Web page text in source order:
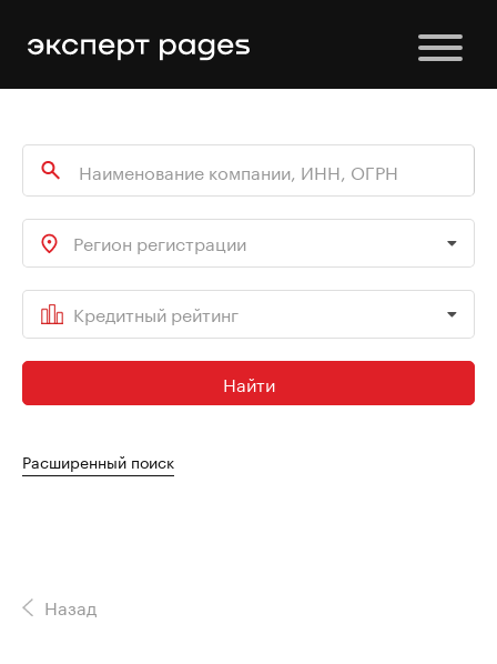
Регион регистрации
Кредитный рейтинг
Найти
Расширенный поиск
Назад